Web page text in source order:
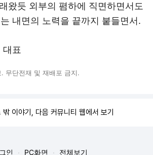
왔듯 외부의 폄하에 직면하면서도
내면의 노력을 끝까지 붙들면서.
대표
단전재 및 재배포 금지.
밖 이야기, 다음 커뮤니티 웹에서 보기
인 PC화면 전체보기